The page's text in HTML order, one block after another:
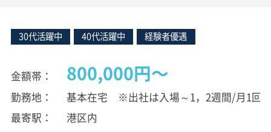
30代活躍中 40代活躍中 経験者優遇
金額帯 800,000円〜
勤務地
基本在宅 ※出社は入場～1，2週間/月1回
最寄駅
港区内